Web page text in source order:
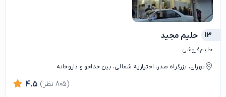
13 حليم مجيد
حلیم‌فروشی
تهران، بزرگراه صدر، اختیاریه شمالی، بین خداجو و داروخانه
4.5 (805 نظر)